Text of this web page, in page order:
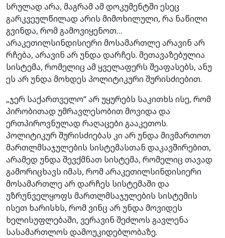
სრულად არა, მაგრამ ამ დოკუმენტში ესეც
გარკვეულწილად არის მიმოხილული, რა ნაწილი
გვინდა, რომ გამოვიყენოთ…
არაკეთილსინდისიერი მოსამართლე არავინ არ
რჩება, არავინ არ უნდა დარჩეს. შეთავაზებულია
სისტემა, რომელიც ამ ყველაფერს შეაფასებს, ანუ
ეს არ უნდა მოხდეს პოლიტიკური შურისძიებით.
„ჯერ საქართველო“ არ უყურებს საკითხს ისე, რომ
პირობითად უმრავლესობით მოვიდა და
ერთპიროვნულად რაღაცები გააკეთოს.
პოლიტიკურ შურისძიებას კი არ უნდა მივმართოთ
მართლმსაჯულების სისტემასთან დაკავშირებით,
არამედ უნდა შევქმნათ სისტემა, რომელიც თავად
გამორიცხავს იმას, რომ არაკეთილსინდისიერი
მოსამართლე არ დარჩეს სისტემაში და
უზრუნველყოფს მართლმსაჯულების სისტემის
ისეთ ხარისხს, რომ ვინც არ უნდა მოვიდეს
ხელისუფლებაში, ვერავინ შეძლოს გავლენა
სასამართლოს დამოუკიდებლობაზე.